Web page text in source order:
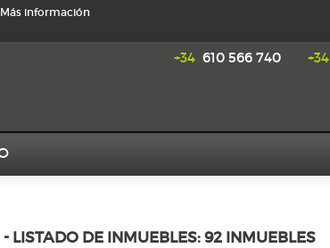
+34
+34 610 566 740
LISTADO DE INMUEBLES: 92 INMUEBLES
Más información